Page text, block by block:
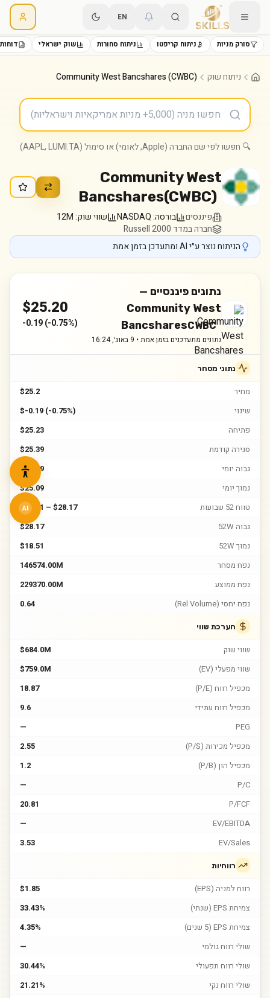
EN
סורק מניות ניתוח קריפטו ניתוח סחורות שוק ישראלי
ניתוח שוק Community West Bancshares (CWBC)
🔍 חפשו לפי שם החברה (Apple, לאומי) או סימול (AAPL, LUMI.TA)
Community West
Bancshares(CWBC)
פיננסים בורסה:NASDAQ שווי שוק:12M
חברה במדד Russell 2000
הניתוח נוצר ע״י AI ומתעדכן בזמן אמת
נתונים פיננסיים —
Community West
BancsharesCWBC
נתונים מתעדכנים בזמן אמת • 9 באוג׳, 16:24
$25.20
-0.19(-0.75%)
נתוני מסחר
מחיר
$25.2
שינוי
$-0.19 (-0.75%)
פתיחה
$25.23
סגירה קודמת
$25.39
גבוה יומי
$25.39
נמוך יומי
$25.09
טווח 52 שבועות
$18.51 – $28.17
גבוה 52W
$28.17
נמוך 52W
$18.51
נפח מסחר
146574.00M
נפח ממוצע
229370.00M
נפח יחסי (Rel Volume)
0.64
הערכת שווי
שווי שוק
$684.0M
שווי מפעלי (EV)
$759.0M
מכפיל רווח (P/E)
18.87
מכפיל רווח עתידי
9.6
PEG
—
מכפיל מכירות (P/S)
2.55
מכפיל הון (P/B)
1.2
P/C
—
P/FCF
20.81
EV/EBITDA
—
EV/Sales
3.53
רווחיות
רווח למניה (EPS)
$1.85
צמיחת EPS (שנתי)
33.43%
צמיחת EPS (5 שנים)
4.35%
שולי רווח גולמי
—
שולי רווח תפעולי
30.44%
שולי רווח נקי
21.21%
AI